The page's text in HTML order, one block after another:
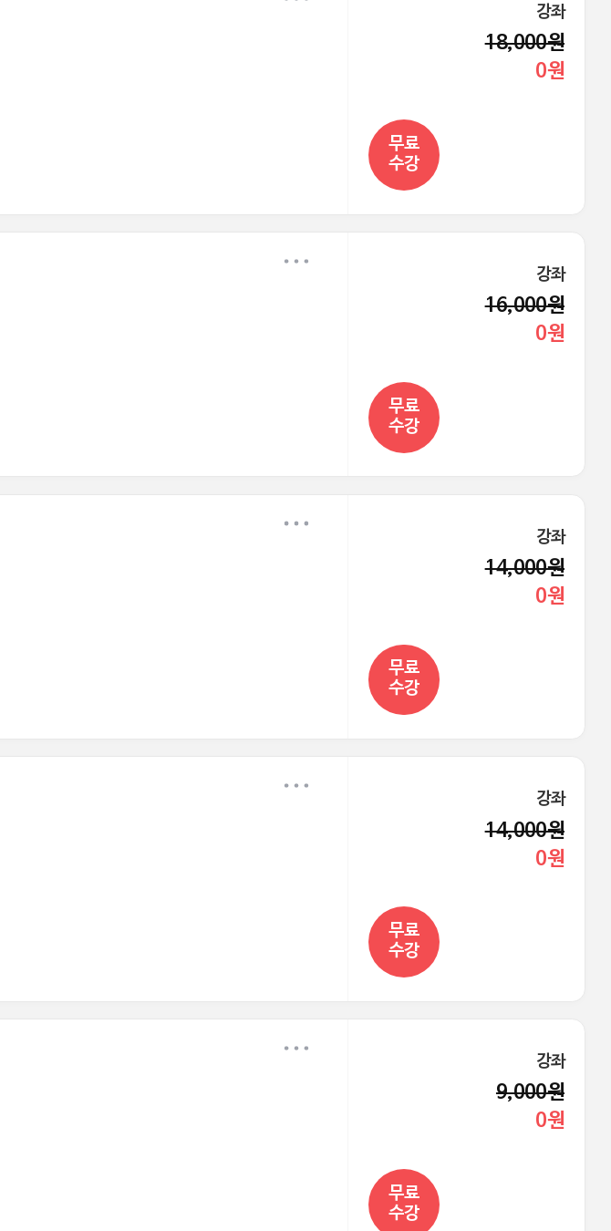
강좌
18,000원
0원
무료
수강
강좌
16,000원
0원
무료
수강
강좌
14,000원
0원
무료
수강
강좌
14,000원
0원
무료
수강
강좌
9,000원
0원
무료
수강